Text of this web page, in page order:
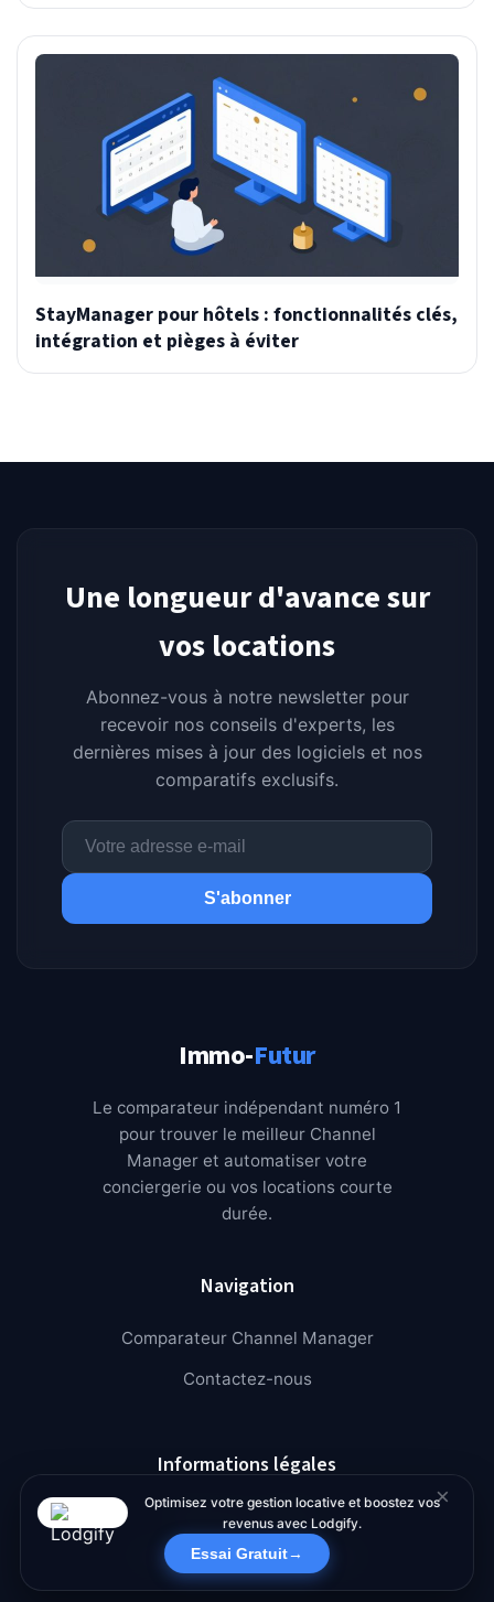
Optimisez votre gestion locative et boostez vos
revenus avec Lodgify.
Essai Gratuit→
×
StayManager pour hôtels : fonctionnalités clés,
intégration et pièges à éviter
Une longueur d'avance sur
vos locations
Abonnez-vous à notre newsletter pour
recevoir nos conseils d'experts, les
dernières mises à jour des logiciels et nos
comparatifs exclusifs.
S'abonner
Immo-Futur
Le comparateur indépendant numéro 1
pour trouver le meilleur Channel
Manager et automatiser votre
conciergerie ou vos locations courte
durée.
Navigation
Comparateur Channel Manager
Contactez-nous
Informations légales
Mentions Légales
Politique de Confidentialité